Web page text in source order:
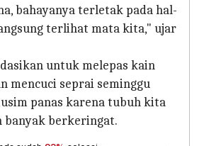
bahayanya terletak pada hal-
terlihat mata kita," ujar
untuk melepas kain
mencuci seprai seminggu
panas karena tubuh kita
banyak berkeringat.